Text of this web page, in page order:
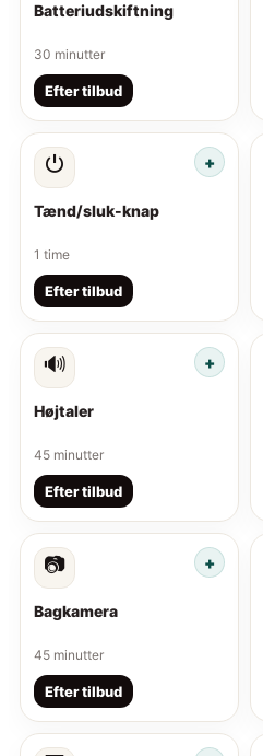
Batteriudskiftning
30 minutter
Efter tilbud
⏻
Tænd/sluk-knap
1 time
Efter tilbud
🔊
Højtaler
45 minutter
Efter tilbud
📷
Bagkamera
45 minutter
Efter tilbud